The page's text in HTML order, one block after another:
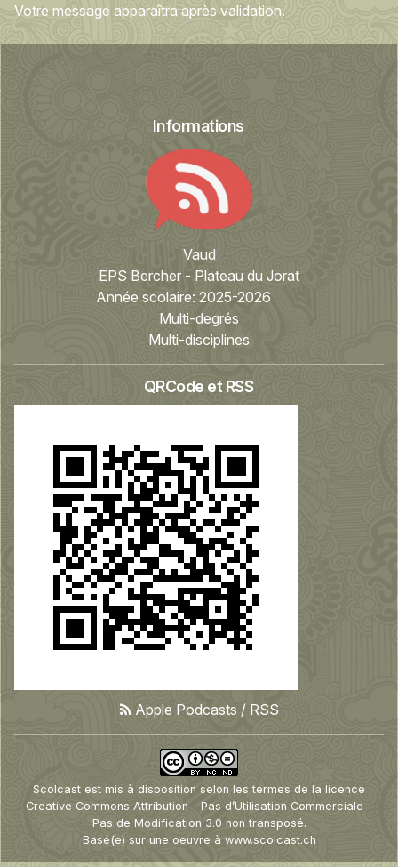
Votre message apparaîtra après validation.
Informations
Vaud
EPS Bercher - Plateau du Jorat
Année scolaire: 2025-2026
Multi-degrés
Multi-disciplines
QRCode et RSS
Apple Podcasts / RSS
Scolcast est mis à disposition selon les termes de la licence
Creative Commons Attribution - Pas d’Utilisation Commerciale -
Pas de Modification 3.0 non transposé.
Basé(e) sur une oeuvre à www.scolcast.ch